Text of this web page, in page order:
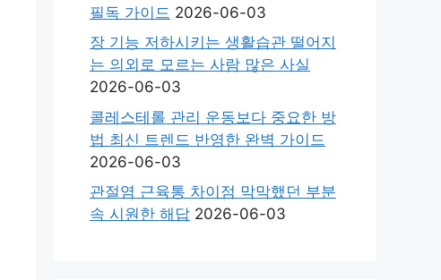
필독 가이드 2026-06-03
장 기능 저하시키는 생활습관 떨어지
는 의외로 모르는 사람 많은 사실
2026-06-03
콜레스테롤 관리 운동보다 중요한 방
법 최신 트렌드 반영한 완벽 가이드
2026-06-03
관절염 근육통 차이점 막막했던 부분
속 시원한 해답 2026-06-03